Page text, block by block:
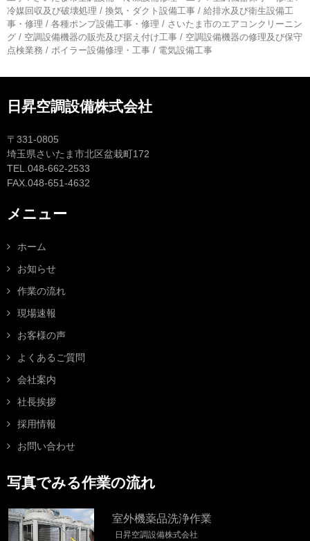
冷媒回収及び破壊処理 / 換気・ダクト設備工事 / 給排水及び衛生設備工
事・修理 / 各種ポンプ設備工事・修理 / さいたま市のエアコンクリーニン
グ / 空調設備機器の販売及び据え付け工事 / 空調設備機器の修理及び保守
点検業務 / ボイラー設備修理・工事 / 電気設備工事
日昇空調設備株式会社
〒331-0805
埼玉県さいたま市北区盆栽町172
TEL.048-662-2533
FAX.048-651-4632
メニュー
ホーム
お知らせ
作業の流れ
現場速報
お客様の声
よくあるご質問
会社案内
社長挨拶
採用情報
お問い合わせ
写真でみる作業の流れ
室外機薬品洗浄作業
日昇空調設備株式会社